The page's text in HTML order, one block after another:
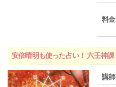
料金
安倍晴明も使った占い！ 六壬神
講師